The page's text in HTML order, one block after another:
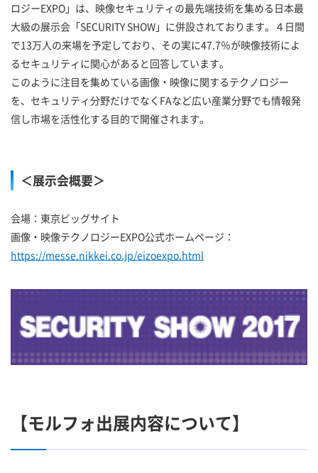
ロジーEXPO」は、映像セキュリティの最先端技術を集める日本最
大級の展示会「SECURITY SHOW」に併設されております。４日間
で13万人の来場を予定しており、その実に47.7％が映像技術によ
るセキュリティに関心があると回答しています。
このように注目を集めている画像・映像に関するテクノロジー
を、セキュリティ分野だけでなくFAなど広い産業分野でも情報発
信し市場を活性化する目的で開催されます。
＜展示会概要＞
会場：東京ビッグサイト
画像・映像テクノロジーEXPO公式ホームページ：
https://messe.nikkei.co.jp/eizoexpo.html
【モルフォ出展内容について】